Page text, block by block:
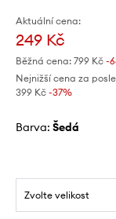
Aktuální cena:
249 Kč
Běžná cena: 799 Kč -
Nejnižší cena za
399 Kč -37%
Barva: šedá
Zvolte velikost